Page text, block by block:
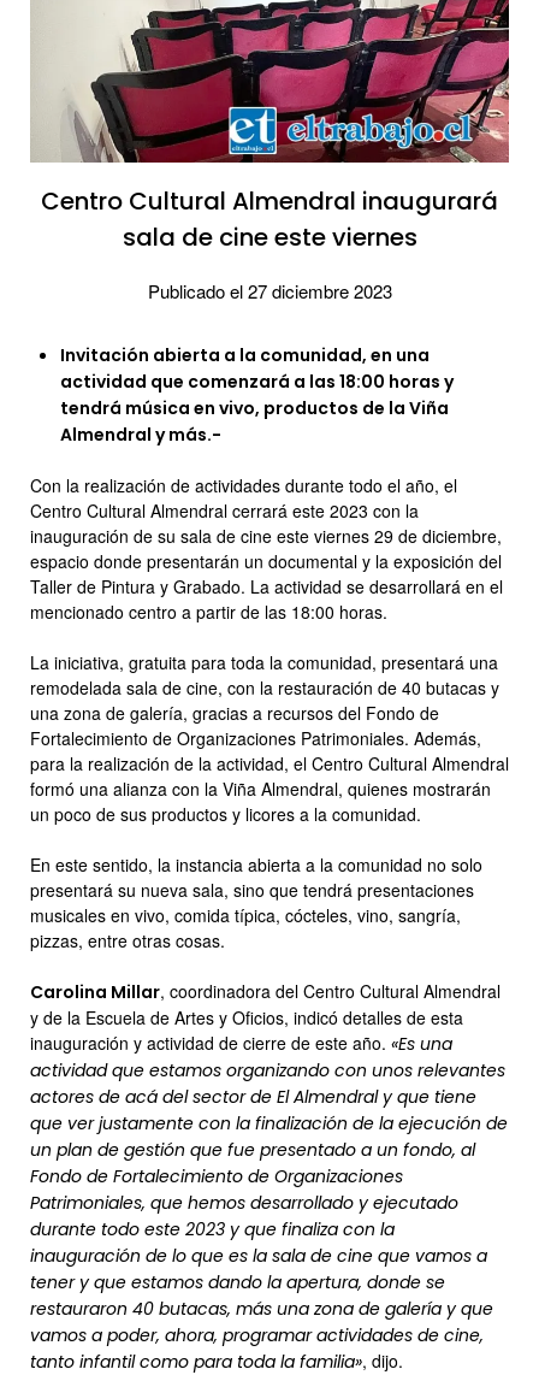
Centro Cultural Almendral inaugurará
sala de cine este viernes
Publicado el 27 diciembre 2023
Invitación abierta a la comunidad, en una
actividad que comenzará a las 18:00 horas y
tendrá música en vivo, productos de la Viña
Almendral y más.-
Con la realización de actividades durante todo el año, el
Centro Cultural Almendral cerrará este 2023 con la
inauguración de su sala de cine este viernes 29 de diciembre,
espacio donde presentarán un documental y la exposición del
Taller de Pintura y Grabado. La actividad se desarrollará en el
mencionado centro a partir de las 18:00 horas.
La iniciativa, gratuita para toda la comunidad, presentará una
remodelada sala de cine, con la restauración de 40 butacas y
una zona de galería, gracias a recursos del Fondo de
Fortalecimiento de Organizaciones Patrimoniales. Además,
para la realización de la actividad, el Centro Cultural Almendral
formó una alianza con la Viña Almendral, quienes mostrarán
un poco de sus productos y licores a la comunidad.
En este sentido, la instancia abierta a la comunidad no solo
presentará su nueva sala, sino que tendrá presentaciones
musicales en vivo, comida típica, cócteles, vino, sangría,
pizzas, entre otras cosas.
Carolina Millar, coordinadora del Centro Cultural Almendral
y de la Escuela de Artes y Oficios, indicó detalles de esta
inauguración y actividad de cierre de este año. «Es una
actividad que estamos organizando con unos relevantes
actores de acá del sector de El Almendral y que tiene
que ver justamente con la finalización de la ejecución de
un plan de gestión que fue presentado a un fondo, al
Fondo de Fortalecimiento de Organizaciones
Patrimoniales, que hemos desarrollado y ejecutado
durante todo este 2023 y que finaliza con la
inauguración de lo que es la sala de cine que vamos a
tener y que estamos dando la apertura, donde se
restauraron 40 butacas, más una zona de galería y que
vamos a poder, ahora, programar actividades de cine,
tanto infantil como para toda la familia», dijo.